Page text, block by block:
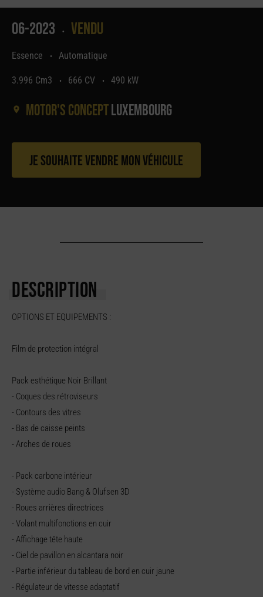
06-2023 • Vendu
Essence • Automatique
3.996 Cm3 • 666 CV • 490 kW
Motor's conceptLuxembourg
Je souhaite vendre mon véhicule
DESCRIPTION
OPTIONS ET EQUIPEMENTS :
Film de protection intégral
Pack esthétique Noir Brillant
- Coques des rétroviseurs
- Contours des vitres
- Bas de caisse peints
- Arches de roues
- Pack carbone intérieur
- Système audio Bang & Olufsen 3D
- Roues arrières directrices
- Volant multifonctions en cuir
- Affichage tête haute
- Ciel de pavillon en alcantara noir
- Partie inférieur du tableau de bord en cuir jaune
- Régulateur de vitesse adaptatif